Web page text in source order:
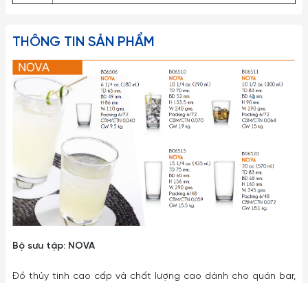
THÔNG TIN SẢN PHẨM
Bộ sưu tập: NOVA
Đồ thủy tinh cao cấp và chất lượng cao dành cho quán bar,